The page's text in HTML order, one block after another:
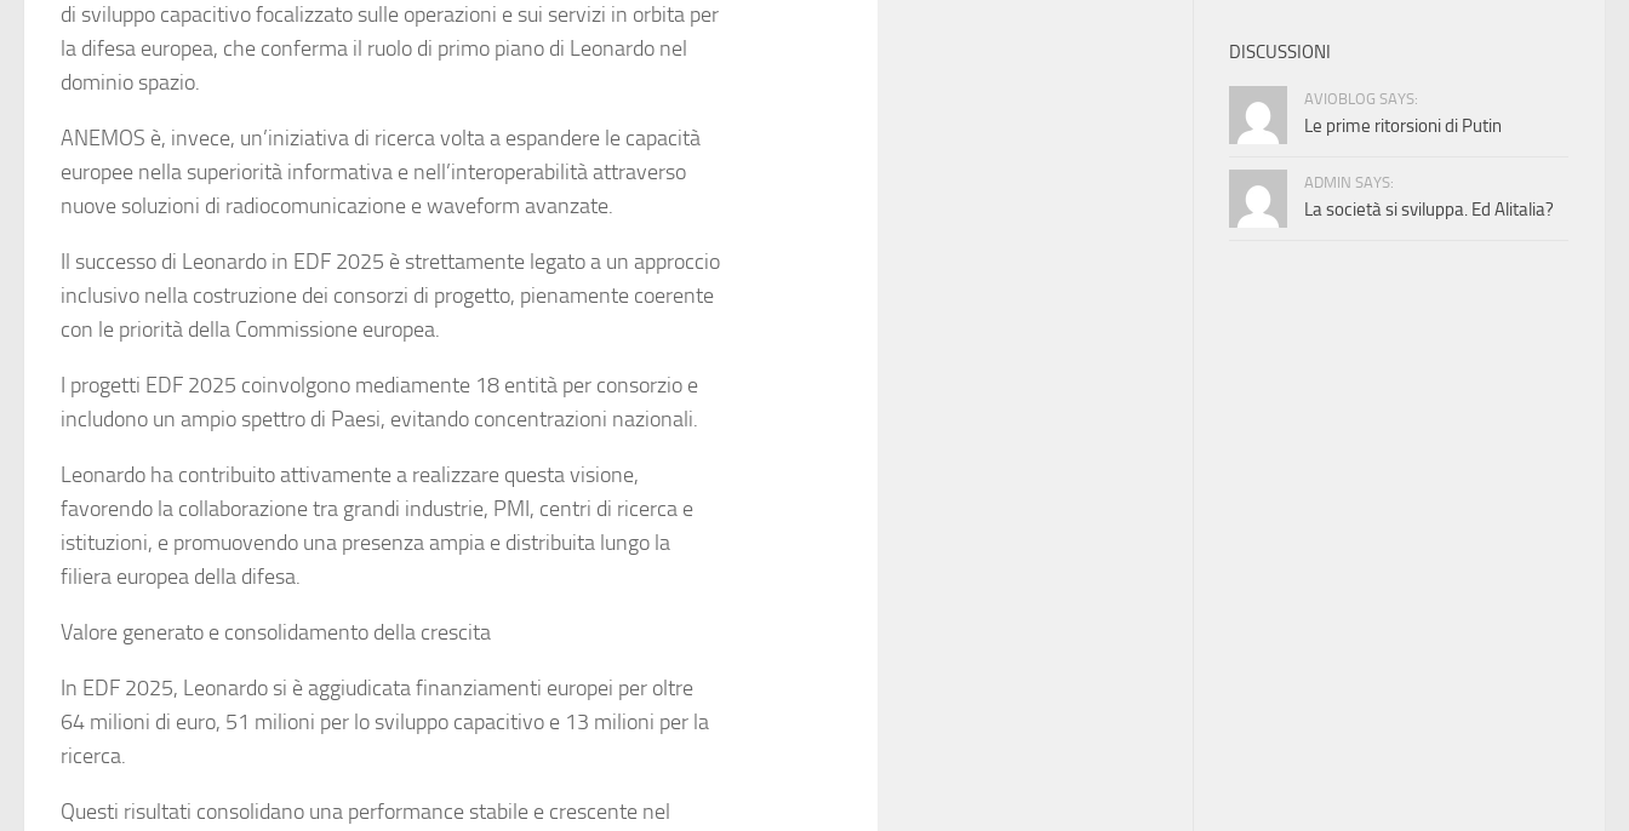
di sviluppo capacitivo focalizzato sulle operazioni e sui servizi in orbita per
la difesa europea, che conferma il ruolo di primo piano di Leonardo nel
dominio spazio.
ANEMOS è, invece, un’iniziativa di ricerca volta a espandere le capacità
europee nella superiorità informativa e nell’interoperabilità attraverso
nuove soluzioni di radiocomunicazione e waveform avanzate.
Il successo di Leonardo in EDF 2025 è strettamente legato a un approccio
inclusivo nella costruzione dei consorzi di progetto, pienamente coerente
con le priorità della Commissione europea.
I progetti EDF 2025 coinvolgono mediamente 18 entità per consorzio e
includono un ampio spettro di Paesi, evitando concentrazioni nazionali.
Leonardo ha contribuito attivamente a realizzare questa visione,
favorendo la collaborazione tra grandi industrie, PMI, centri di ricerca e
istituzioni, e promuovendo una presenza ampia e distribuita lungo la
filiera europea della difesa.
Valore generato e consolidamento della crescita
In EDF 2025, Leonardo si è aggiudicata finanziamenti europei per oltre
64 milioni di euro, 51 milioni per lo sviluppo capacitivo e 13 milioni per la
ricerca.
Questi risultati consolidano una performance stabile e crescente nel
DISCUSSIONI
AVIOBLOG SAYS:
Le prime ritorsioni di Putin
ADMIN SAYS:
La società si sviluppa. Ed Alitalia?